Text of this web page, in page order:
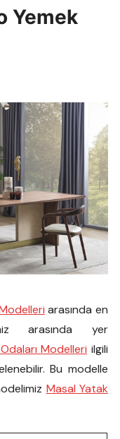
Yemek
arasında en
arasında yer
Modelleri ilgili
Bu modelle
Masal Yatak